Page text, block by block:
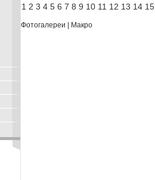
1 2 3 4 5 6 7 8 9 10 11 12 13 14 15
Фотогалереи Макро